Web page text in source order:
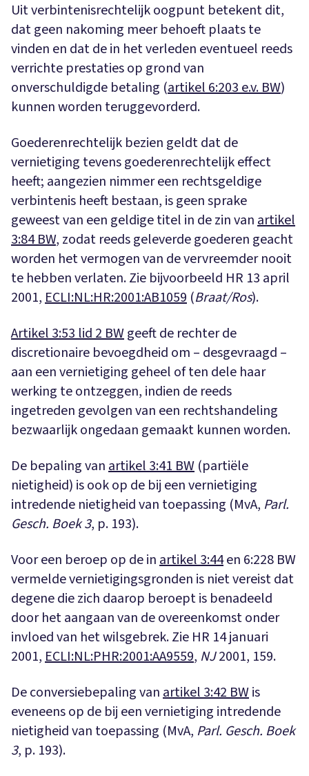
Uit verbintenisrechtelijk oogpunt betekent dit,
dat geen nakoming meer behoeft plaats te
vinden en dat de in het verleden eventueel reeds
verrichte prestaties op grond van
onverschuldigde betaling (artikel 6:203 e.v. BW)
kunnen worden teruggevorderd.
Goederenrechtelijk bezien geldt dat de
vernietiging tevens goederenrechtelijk effect
heeft; aangezien nimmer een rechtsgeldige
verbintenis heeft bestaan, is geen sprake
geweest van een geldige titel in de zin vanartikel
3:84 BW, zodat reeds geleverde goederen geacht
worden het vermogen van de vervreemder nooit
te hebben verlaten. Zie bijvoorbeeld HR 13 april
2001,ECLI:NL:HR:2001:AB1059 (Braat/Ros).
Artikel 3:53 lid 2 BWgeeft de rechter de
discretionaire bevoegdheid om – desgevraagd –
aan een vernietiging geheel of ten dele haar
werking te ontzeggen, indien de reeds
ingetreden gevolgen van een rechtshandeling
bezwaarlijk ongedaan gemaakt kunnen worden.
De bepaling vanartikel 3:41 BW (partiële
nietigheid) is ook op de bij een vernietiging
intredende nietigheid van toepassing (MvA, Parl.
Gesch. Boek 3, p. 193).
Voor een beroep op de inartikel 3:44en 6:228 BW
vermelde vernietigingsgronden is niet vereist dat
degene die zich daarop beroept is benadeeld
door het aangaan van de overeenkomst onder
invloed van het wilsgebrek. Zie HR 14 januari
2001,ECLI:NL:PHR:2001:AA9559, NJ2001, 159.
De conversiebepaling vanartikel 3:42 BWis
eveneens op de bij een vernietiging intredende
nietigheid van toepassing (MvA, Parl. Gesch. Boek
3, p. 193).